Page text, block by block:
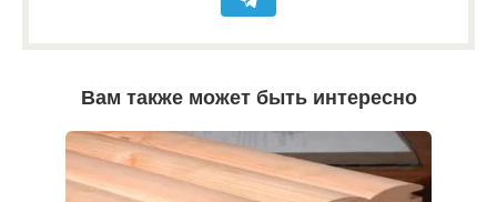
Вам также может быть интересно